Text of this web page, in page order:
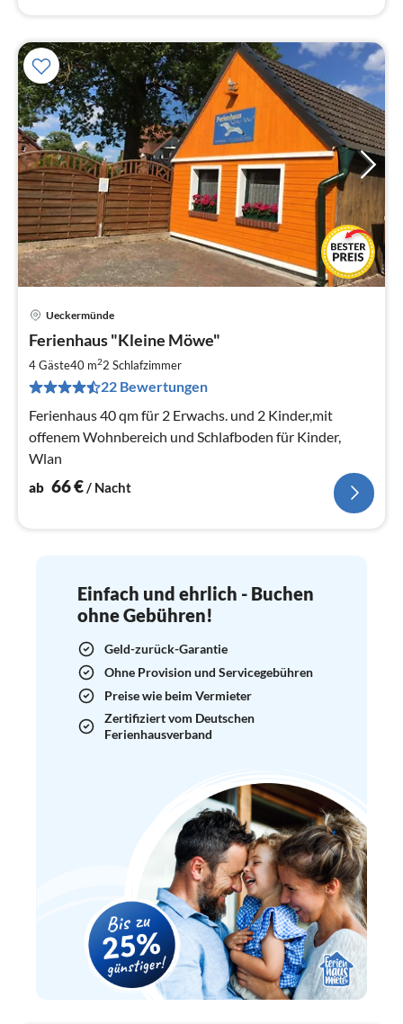
Ueckermünde
Ferienhaus "Kleine Möwe"
4 Gäste40 m22 Schlafzimmer
22 Bewertungen
Ferienhaus 40 qm für 2 Erwachs. und 2 Kinder,mit
offenem Wohnbereich und Schlafboden für Kinder,
Wlan
ab 66€/ Nacht
Einfach und ehrlich - Buchen
ohne Gebühren!
Geld-zurück-Garantie
Ohne Provision und Servicegebühren
Preise wie beim Vermieter
Zertifiziert vom Deutschen
Ferienhausverband